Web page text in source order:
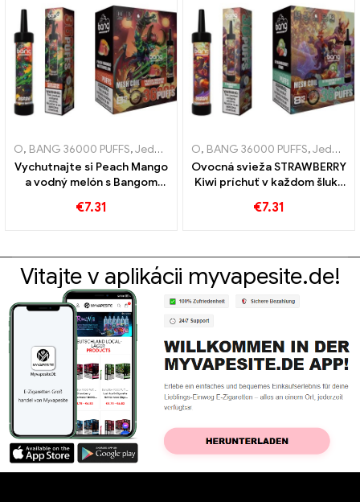
O, BANG 36000 PUFFS,Jednorazové e-cigarety ,Jednorazové
Vychutnajte si Peach Mango
a vodný melón s Bangom
e-cigaretu a sieťovanú
€7.31
O, BANG 36000 PUFFS,Jednorazové e-cigarety
Ovocná svieža STRAWBERRY
Kiwi príchuť v každom šluku
jednorazovú e-cigaretu pre
€7.31
Vitajte v aplikácii myvapesite.de!